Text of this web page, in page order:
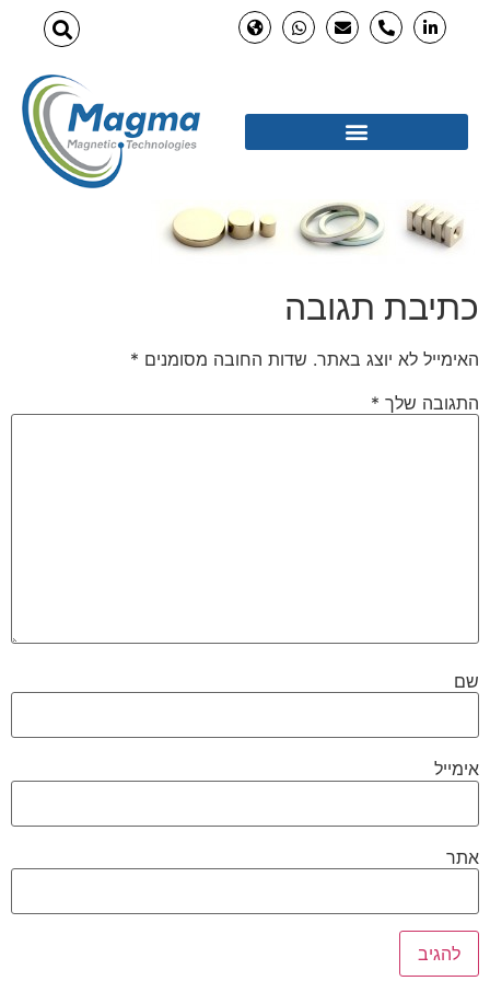
כתיבת תגובה
האימייל לא יוצג באתר. שדות החובה מסומנים *
התגובה שלך *
שם
אימייל
אתר